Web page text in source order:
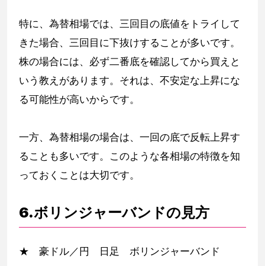
特に、為替相場では、三回目の底値をトライして
きた場合、三回目に下抜けすることが多いです。
株の場合には、必ず二番底を確認してから買えと
いう教えがあります。それは、不安定な上昇にな
る可能性が高いからです。
一方、為替相場の場合は、一回の底で反転上昇す
ることも多いです。このような各相場の特徴を知
っておくことは大切です。
6.ボリンジャーバンドの見方
★ 豪ドル／円 日足 ボリンジャーバンド